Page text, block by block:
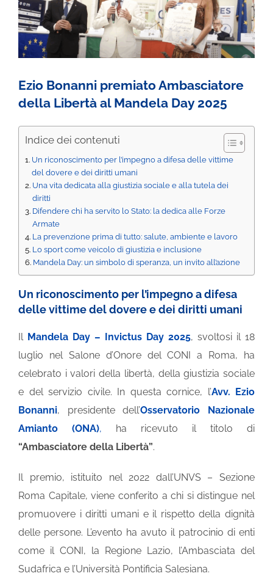
INVALIDITÀ CIVILE
LIBRI E PUBBLICAZIONI
Ezio Bonanni premiato Ambasciatore
della Libertà al Mandela Day 2025
Indice dei contenuti
Un riconoscimento per l’impegno a difesa delle vittime
del dovere e dei diritti umani
Una vita dedicata alla giustizia sociale e alla tutela dei
diritti
Difendere chi ha servito lo Stato: la dedica alle Forze
Armate
La prevenzione prima di tutto: salute, ambiente e lavoro
Lo sport come veicolo di giustizia e inclusione
Mandela Day: un simbolo di speranza, un invito all’azione
Un riconoscimento per l’impegno a difesa
delle vittime del dovere e dei diritti umani
Il Mandela Day – Invictus Day 2025, svoltosi il 18
luglio nel Salone d’Onore del CONI a Roma, ha
celebrato i valori della libertà, della giustizia sociale
e del servizio civile. In questa cornice, l’Avv. Ezio
Bonanni, presidente dell’Osservatorio Nazionale
Amianto (ONA), ha ricevuto il titolo di
“Ambasciatore della Libertà”.
Il premio, istituito nel 2022 dall’UNVS – Sezione
Roma Capitale, viene conferito a chi si distingue nel
promuovere i diritti umani e il rispetto della dignità
delle persone. L’evento ha avuto il patrocinio di enti
come il CONI, la Regione Lazio, l’Ambasciata del
Sudafrica e l’Università Pontificia Salesiana.